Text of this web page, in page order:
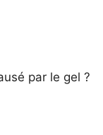
par le gel ?